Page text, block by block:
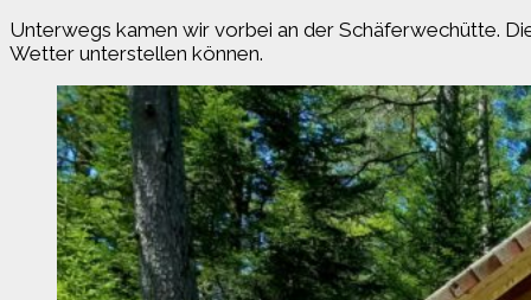
Unterwegs kamen wir vorbei an der Schäferwechütte.
Wetter unterstellen können.